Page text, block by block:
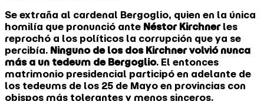
Se extraña al cardenal Bergoglio, quien en la única
homilía que pronunció ante Néstor Kirchnerles
reprochó a los políticos la corrupción que ya se
percibía. Ninguno de los dos Kirchner volvió nunca
más a un tedeum de Bergoglio. El entonces
matrimonio presidencial participó en adelante de
los tedeums de los 25 de Mayo en provincias con
obispos más tolerantes y menos sinceros.